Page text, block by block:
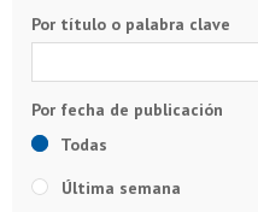
Por título o palabra clave
Todas
Última semana